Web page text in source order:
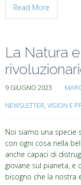
Read More
La Natura
9 GIUGNO 2023
NEWSLETTER, VISION E
Noi siamo una specie
con ogni cosa nella
anche capaci di
giovane sul pianeta,
bisogno che la nostra